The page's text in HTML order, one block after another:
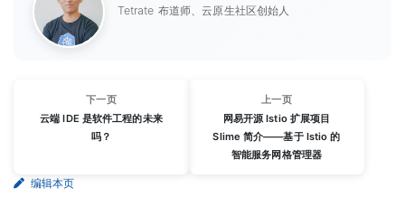
Tetrate 布道师、云原生社区创始人
下一页
云端 IDE 是软件工程的未来
吗？
上一页
网易开源 Istio 扩展项目
Slime 简介——基于 Istio 的
智能服务网格管理器
编辑本页